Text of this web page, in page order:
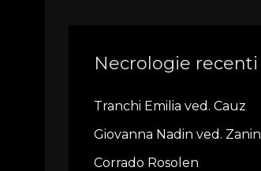
c
f
o
r
Necrologie recenti
Tranchi Emilia ved. Cauz
Giovanna Nadin ved. Zanin
Corrado Rosolen